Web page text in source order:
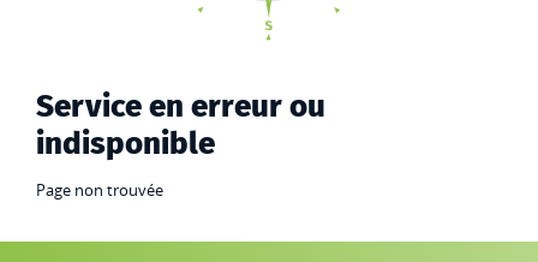
Service en erreur ou
indisponible
Page non trouvée